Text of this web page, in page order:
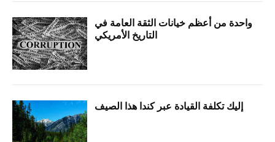
واحدة من أعظم خيانات الثقة العامة في
التاريخ الأمريكي
إليك تكلفة القيادة عبر كندا هذا الصيف